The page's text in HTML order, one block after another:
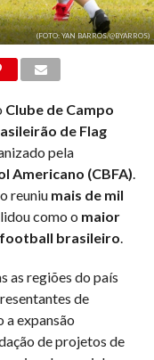
(FOTO: YAN BARROS/@BYARROS)
Clube de Campo
de Flag
pela
Americano (CBFA)
reuniu mais de mil
como o maior
brasileiro
as regiões do país
de
a expansão
de projetos de